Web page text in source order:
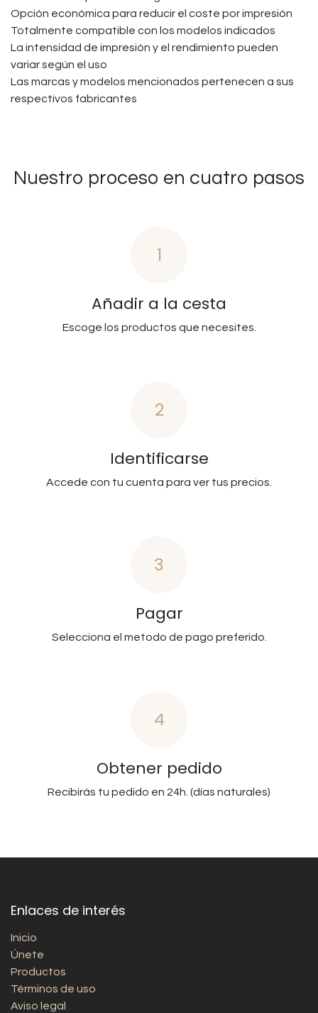
Opción económica para reducir el coste por impresión
Totalmente compatible con los modelos indicados
La intensidad de impresión y el rendimiento pueden
variar según el uso
Las marcas y modelos mencionados pertenecen a sus
respectivos fabricantes
Nuestro proceso en cuatro pasos
1
Añadir a la cesta
Escoge los productos que necesites.
2
Identificarse
Accede con tu cuenta para ver tus precios.
3
Pagar
Selecciona el metodo de pago preferido.
4
Obtener pedido
Recibirás tu pedido en 24h. (días naturales)
Enlaces de interés
Inicio
Únete
Productos
Términos de uso
Aviso legal